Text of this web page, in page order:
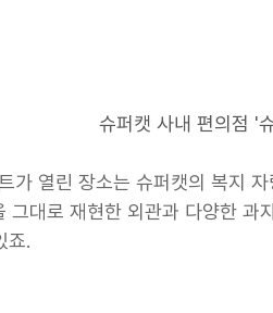
슈퍼캣 사내 편의점 '
가 열린 장소는 슈퍼캣의 복지
그대로 재현한 외관과 다양한 과
죠.